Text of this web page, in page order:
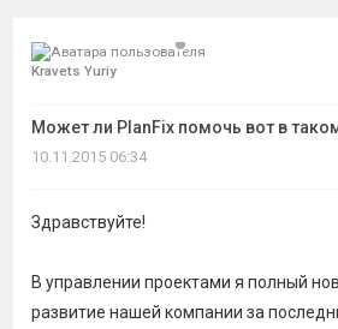
Активные
Kravets Yuriy
Может ли PlanFix помочь вот в
10.11.2015 06:34
Здравствуйте!
В управлении проектами я полный
развитие нашей компании за